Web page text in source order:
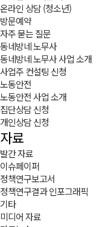
온라인 상담 (청소년)
방문예약
자주 묻는 질문
동네방네 노무사
동네방네 노무사 사업 소개
사업주 컨설팅 신청
노동안전
노동안전 사업 소개
집단상담 신청
개인상담 신청
자료
발간 자료
이슈페이퍼
정책연구보고서
정책연구결과 인포그래픽
기타
미디어 자료